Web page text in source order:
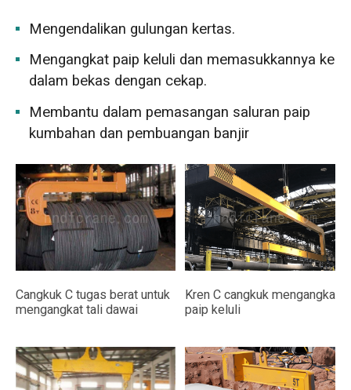
Mengendalikan gulungan kertas.
Mengangkat paip keluli dan memasukkannya ke
dalam bekas dengan cekap.
Membantu dalam pemasangan saluran paip
kumbahan dan pembuangan banjir
Cangkuk C tugas berat untuk
mengangkat tali dawai
Kren C cangkuk mengangkat
paip keluli